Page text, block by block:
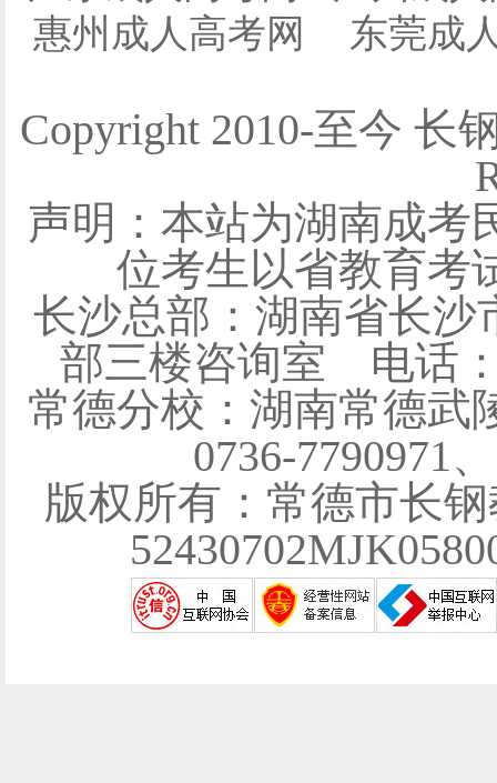
惠州成人高考网
东莞成
Copyright 2010-至今 长
声明：本站为湖南成考
位考生以省教育考
长沙总部：湖南省长沙
部三楼咨询室 电话：
常德分校：湖南常德
0736-7790971
版权所有：常德市长